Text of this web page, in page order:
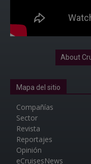
About
Mapa del sitio
Compañías
Sector
Revista
Reportajes
Opinión
eCruisesNews